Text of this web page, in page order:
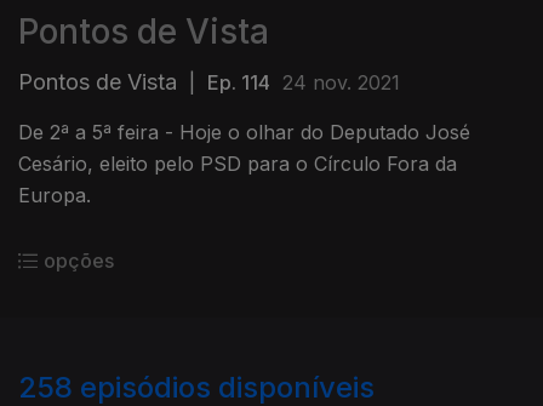
Pontos de Vista
Pontos de Vista Ep. 114 24 nov. 2021
De 2ª a 5ª feira - Hoje o olhar do Deputado José
Cesário, eleito pelo PSD para o Círculo Fora da
Europa.
opções
258 episódios disponíveis